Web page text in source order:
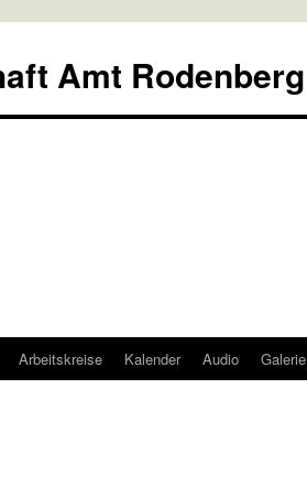
Amt Rodenberg
Arbeitskreise Kalender Audio Galerie